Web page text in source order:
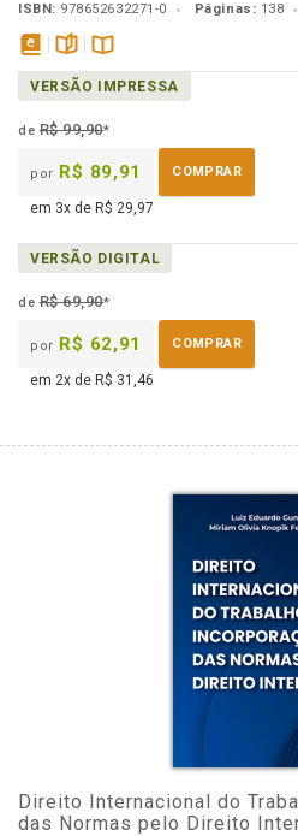
ISBN: 978652632271-0 Páginas: 138
disponível
em
páginasDisponível
na
VERSÃO IMPRESSA
deR$ 99,90*
por R$ 89,91 COMPRAR
em 3x de R$ 29,97
VERSÃO DIGITAL
deR$ 69,90*
por R$ 62,91 COMPRAR
em 2x de R$ 31,46
Direito Internacional do
das Normas pelo Direito